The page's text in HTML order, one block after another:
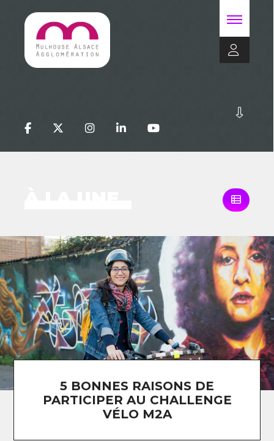
5 BONNES RAISONS DE
PARTICIPER AU CHALLENGE
VÉLO M2A